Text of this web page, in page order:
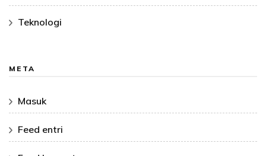
Teknologi
META
Masuk
Feed entri